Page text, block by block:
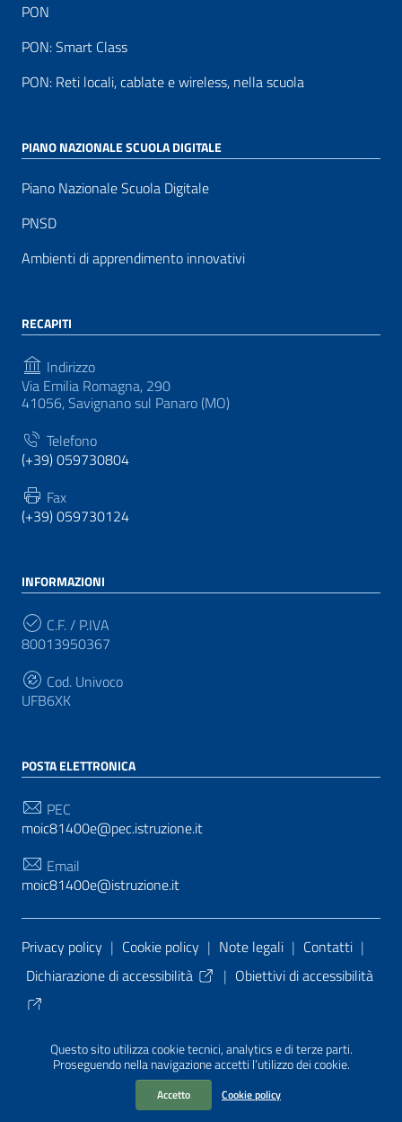
Questo sito utilizza cookie tecnici, analytics e di terze parti.
Proseguendo nella navigazione accetti l’utilizzo dei cookie.
Accetto Cookie policy
PON
PON: Smart Class
PON: Reti locali, cablate e wireless, nella scuola
PIANO NAZIONALE SCUOLA DIGITALE
Piano Nazionale Scuola Digitale
PNSD
Ambienti di apprendimento innovativi
RECAPITI
Indirizzo
Via Emilia Romagna, 290
41056, Savignano sul Panaro (MO)
Telefono
(+39) 059730804
Fax
(+39) 059730124
INFORMAZIONI
C.F. / P.IVA
80013950367
Cod. Univoco
UFB6XK
POSTA ELETTRONICA
PEC
moic81400e@pec.istruzione.it
Email
moic81400e@istruzione.it
Sezione Link Utili
Privacy policy | Cookie policy | Note legali | Contatti |
Dichiarazione di accessibilità
| Obiettivi di accessibilità
PA di AgID
| Realizzato con WordPress
da